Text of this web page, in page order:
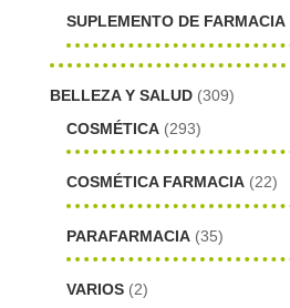
SUPLEMENTO DE FARMACIA
BELLEZA Y SALUD (309)
COSMÉTICA (293)
COSMÉTICA FARMACIA (22)
PARAFARMACIA (35)
VARIOS (2)